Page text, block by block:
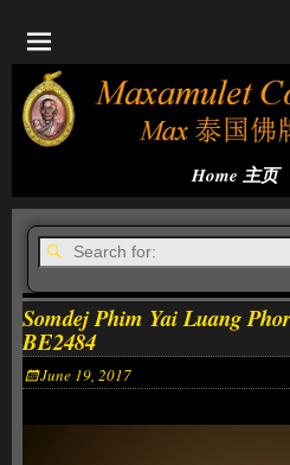
Home 主页
Somdej Phim Yai Luang
BE2484
June 19, 2017